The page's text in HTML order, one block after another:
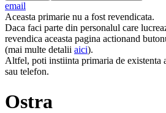
email
Aceasta primarie nu a fost revendicata.
Daca faci parte din personalul care
revendica aceasta pagina actionand
(mai multe detalii aici).
Altfel, poti instiinta primaria de existenta
sau telefon.
Ostra